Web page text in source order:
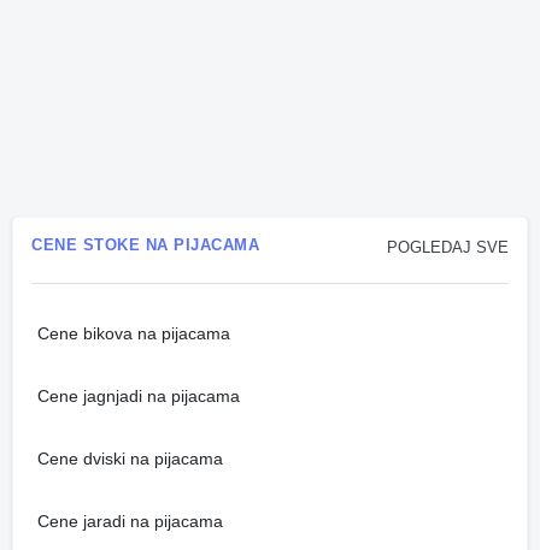
POGLEDAJ SVE
CENE STOKE NA PIJACAMA
Cene bikova na pijacama
Cene jagnjadi na pijacama
Cene dviski na pijacama
Cene jaradi na pijacama